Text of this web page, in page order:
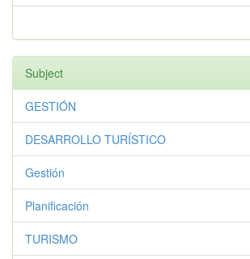
Subject
GESTIÓN
DESARROLLO TURÍSTICO
Gestión
Planificación
TURISMO